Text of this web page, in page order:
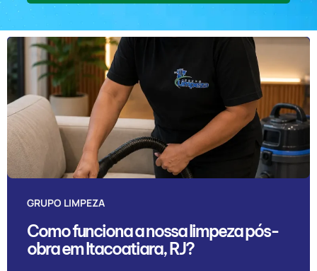
GRUPO LIMPEZA
Como funciona a nossa limpeza pós-
obra em Itacoatiara, RJ?